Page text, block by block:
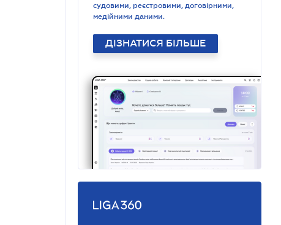
судовими, реєстровими, договірними,
медійними даними.
ДІЗНАТИСЯ БІЛЬШЕ